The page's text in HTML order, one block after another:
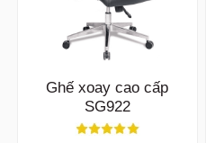
Ghế xoay cao cấp
SG922